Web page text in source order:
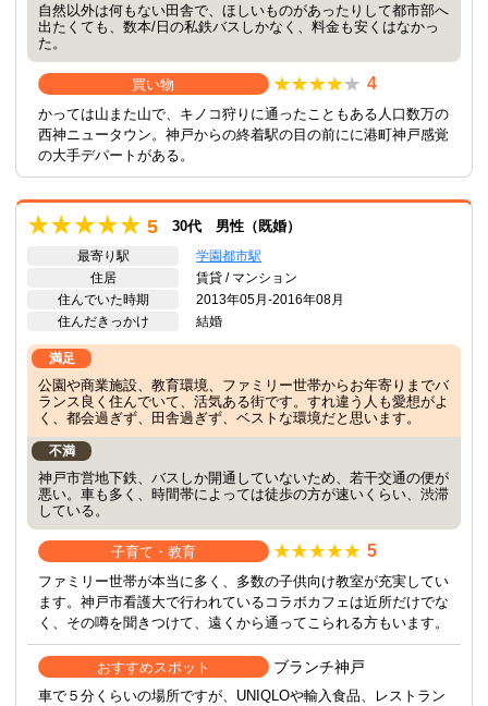
自然以外は何もない田舎で、ほしいものがあったりして都市部へ
出たくても、数本/日の私鉄バスしかなく、料金も安くはなかっ
た。
買い物 4
かっては山また山で、キノコ狩りに通ったこともある人口数万の
西神ニュータウン。神戸からの終着駅の目の前にに港町神戸感覚
の大手デパートがある。
5 30代 男性（既婚）
最寄り駅
学園都市駅
住居
賃貸 / マンション
住んでいた時期
2013年05月-2016年08月
住んだきっかけ
結婚
満足
公園や商業施設、教育環境、ファミリー世帯からお年寄りまでバ
ランス良く住んでいて、活気ある街です。すれ違う人も愛想がよ
く、都会過ぎず、田舎過ぎず、ベストな環境だと思います。
不満
神戸市営地下鉄、バスしか開通していないため、若干交通の便が
悪い。車も多く、時間帯によっては徒歩の方が速いくらい、渋滞
している。
子育て・教育 5
ファミリー世帯が本当に多く、多数の子供向け教室が充実してい
ます。神戸市看護大で行われているコラボカフェは近所だけでな
く、その噂を聞きつけて、遠くから通ってこられる方もいます。
おすすめスポット ブランチ神戸
車で５分くらいの場所ですが、UNIQLOや輸入食品、レストラン